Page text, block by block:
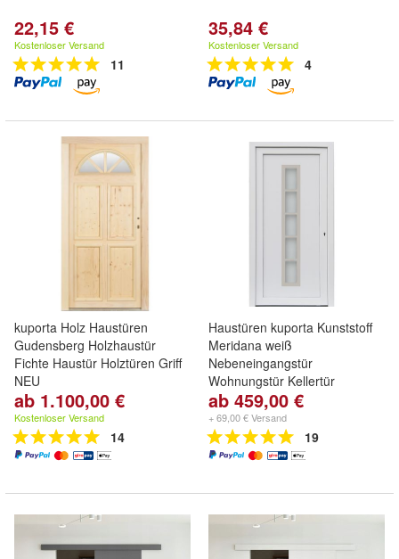
22,15 €
Kostenloser Versand
11
35,84 €
Kostenloser Versand
4
kuporta Holz Haustüren
Gudensberg Holzhaustür
Fichte Haustür Holztüren Griff
NEU
ab 1.100,00 €
Kostenloser Versand
14
Haustüren kuporta Kunststoff
Meridana weiß
Nebeneingangstür
Wohnungstür Kellertür
ab 459,00 €
+ 69,00 € Versand
19